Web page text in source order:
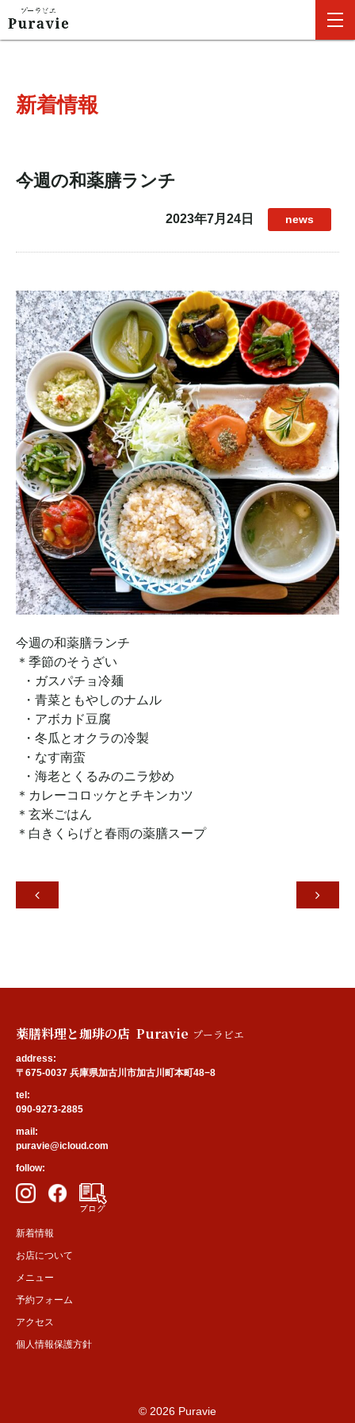
新着情報
今週の和薬膳ランチ
2023年7月24日 news
今週の和薬膳ランチ
＊季節のそうざい
・ガスパチョ冷麺
・青菜ともやしのナムル
・アボカド豆腐
・冬瓜とオクラの冷製
・なす南蛮
・海老とくるみのニラ炒め
＊カレーコロッケとチキンカツ
＊玄米ごはん
＊白きくらげと春雨の薬膳スープ
 
薬膳料理と珈琲の店 Puravie プーラビエ
address:
〒675-0037 兵庫県加古川市加古川町本町48−8
tel:
090-9273-2885
mail:
puravie@icloud.com
follow:
新着情報
お店について
メニュー
予約フォーム
アクセス
個人情報保護方針
© 2026 Puravie